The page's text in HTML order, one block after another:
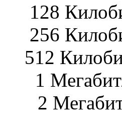
128
256
512
1
2